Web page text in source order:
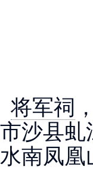
将军祠
市沙县虬
水南凤凰